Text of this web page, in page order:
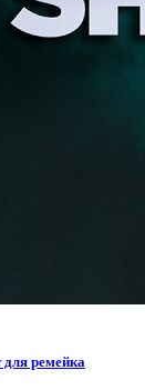
ремейка